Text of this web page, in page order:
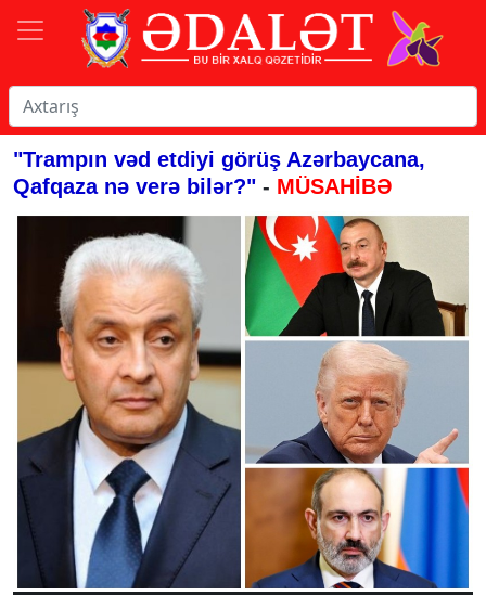
"Trampın vəd etdiyi görüş Azərbaycana,
Qafqaza nə verə bilər?" - MÜSAHİBƏ